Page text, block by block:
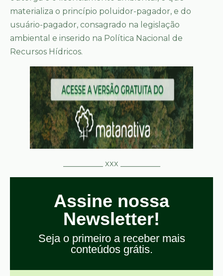
materializa o princípio poluidor-pagador, e do
usuário-pagador, consagrado na legislação
ambiental e inserido na Política Nacional de
Recursos Hídricos.
__________ xxx __________
Assine nossa
Newsletter!
Seja o primeiro a receber mais
conteúdos grátis.